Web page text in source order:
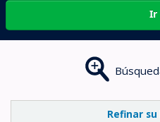
Ir
Refinar